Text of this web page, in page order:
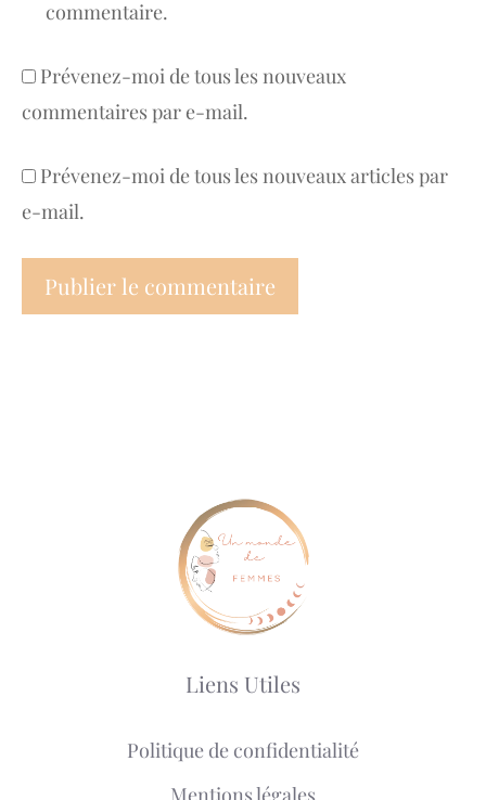
commentaire.
Prévenez-moi de tous les nouveaux
commentaires par e-mail.
Prévenez-moi de tous les nouveaux articles par
e-mail.
Liens Utiles
Politique de confidentialité
Mentions légales